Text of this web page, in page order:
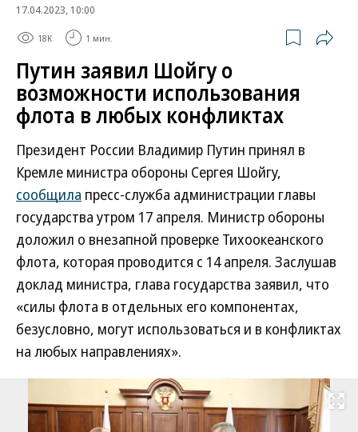
17.04.2023, 10:00
18K 1 мин.
Путин заявил Шойгу о
возможности использования
флота в любых конфликтах
Президент России Владимир Путин принял в
Кремле министра обороны Сергея Шойгу,
сообщила пресс-служба администрации главы
государства утром 17 апреля. Министр обороны
доложил о внезапной проверке Тихоокеанского
флота, которая проводится с 14 апреля. Заслушав
доклад министра, глава государства заявил, что
«силы флота в отдельных его компонентах,
безусловно, могут использоваться и в конфликтах
на любых направлениях».
Развернуть